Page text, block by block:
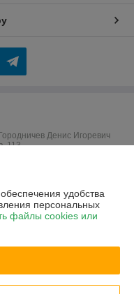
Денис Игоревич
113
исполнительный комитет
удобства
персональных
файлы cookies или